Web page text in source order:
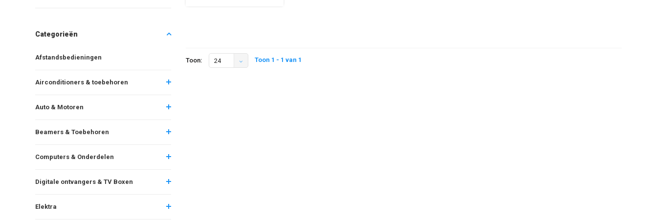
Categorieën
Afstandsbedieningen
Airconditioners & toebehoren
Auto & Motoren
Beamers & Toebehoren
Computers & Onderdelen
Digitale ontvangers & TV Boxen
Elektra
Toon: 24 Toon 1 - 1 van 1